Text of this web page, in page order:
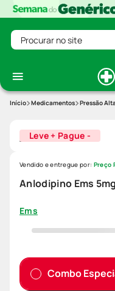
Procurar no site
Medicamentos Pressão
Leve + Pague -
Anlodipino Ems
Ems
Vendido e entregue por: Preço
Combo